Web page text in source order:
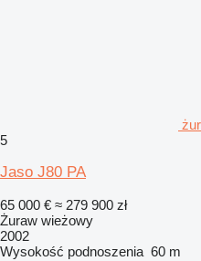
5
Jaso J80 PA
65 000 € ≈ 279 900 zł
Żuraw wieżowy
2002
Wysokość podnoszenia 60 m